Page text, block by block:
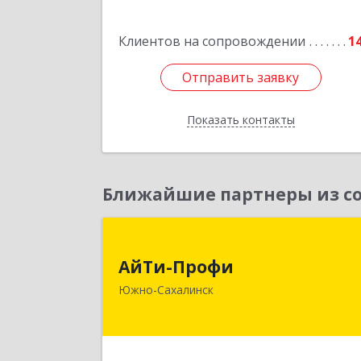
Клиентов на сопровождении
Отправить заявку
Показать контакты
Отправить заявку
Назад
Ближайшие партнеры из
АйТи-Профи
Южно-Сахалинск
693023, Сахалинская обл, город
Южно-Сахалинск г.о., Южно-
№